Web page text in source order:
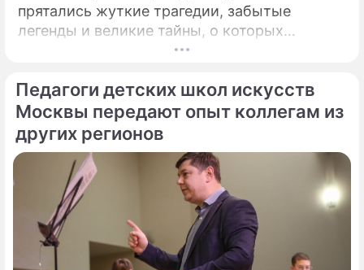
прятались жуткие трагедии, забытые
легенды и великие тайны, о которых
миллионы прохожих даже не догадывались.
Педагоги детских школ искусств
Москвы передают опыт коллегам из
других регионов